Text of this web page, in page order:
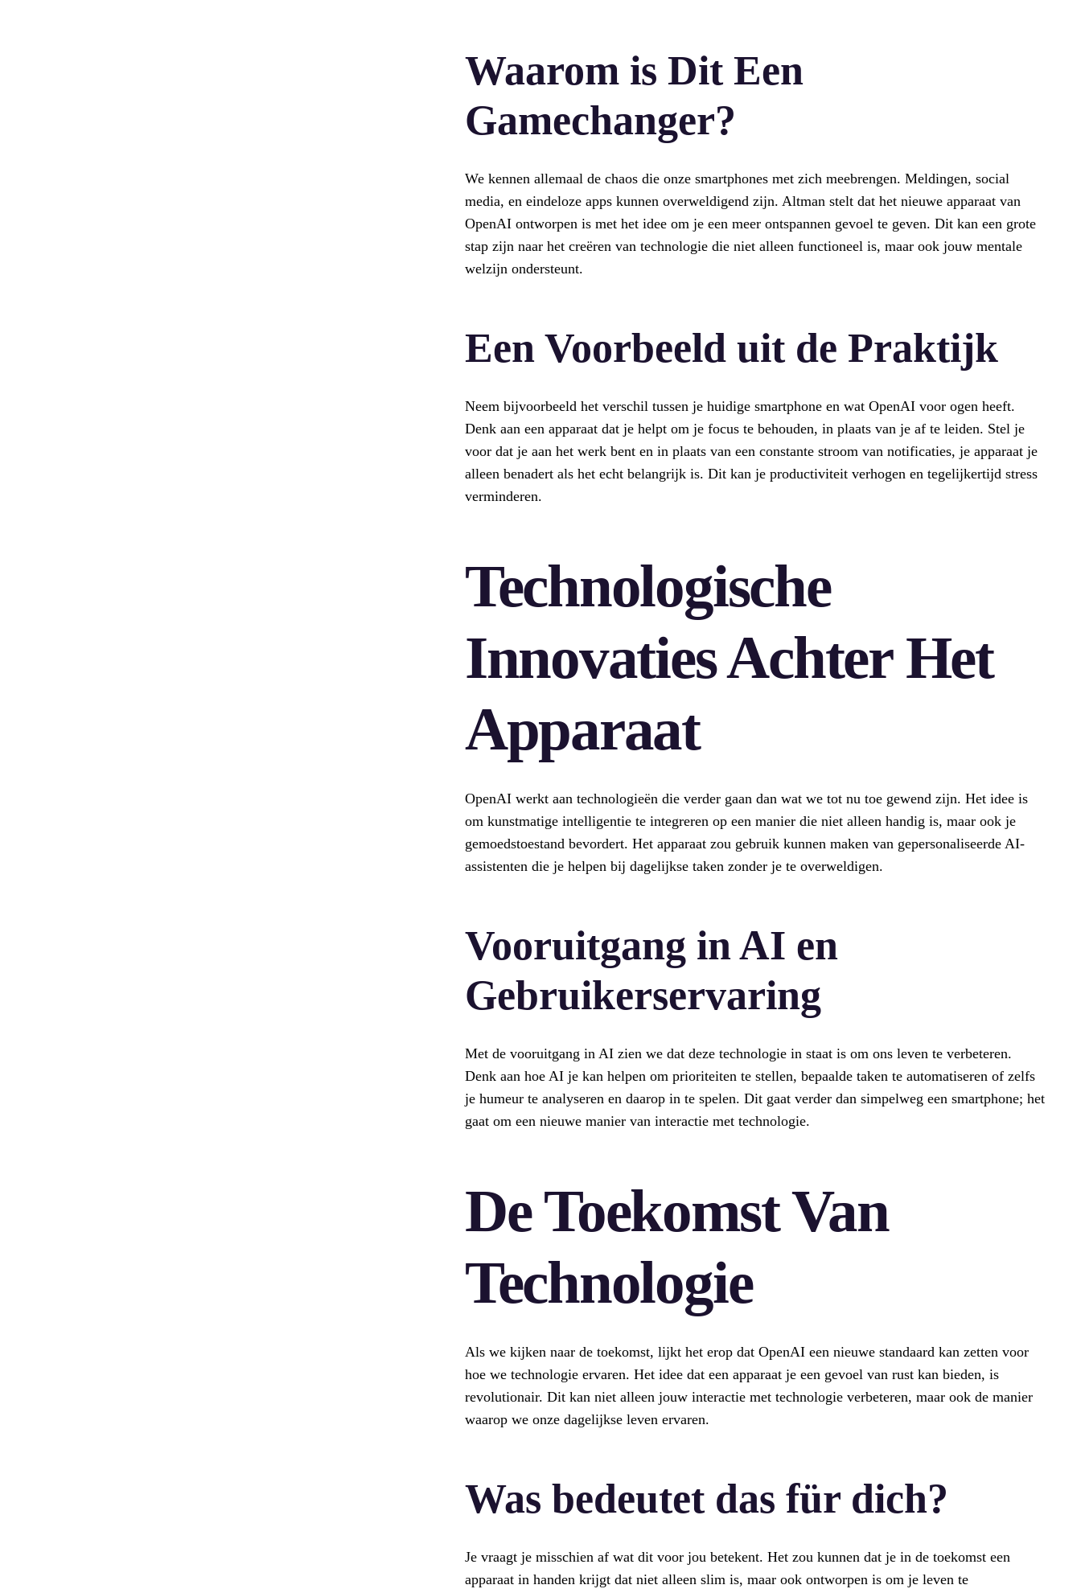
Waarom is Dit Een
Gamechanger?
We kennen allemaal de chaos die onze smartphones met zich meebrengen. Meldingen, social
media, en eindeloze apps kunnen overweldigend zijn. Altman stelt dat het nieuwe apparaat van
OpenAI ontworpen is met het idee om je een meer ontspannen gevoel te geven. Dit kan een grote
stap zijn naar het creëren van technologie die niet alleen functioneel is, maar ook jouw mentale
welzijn ondersteunt.
Een Voorbeeld uit de Praktijk
Neem bijvoorbeeld het verschil tussen je huidige smartphone en wat OpenAI voor ogen heeft.
Denk aan een apparaat dat je helpt om je focus te behouden, in plaats van je af te leiden. Stel je
voor dat je aan het werk bent en in plaats van een constante stroom van notificaties, je apparaat je
alleen benadert als het echt belangrijk is. Dit kan je productiviteit verhogen en tegelijkertijd stress
verminderen.
Technologische
Innovaties Achter Het
Apparaat
OpenAI werkt aan technologieën die verder gaan dan wat we tot nu toe gewend zijn. Het idee is
om kunstmatige intelligentie te integreren op een manier die niet alleen handig is, maar ook je
gemoedstoestand bevordert. Het apparaat zou gebruik kunnen maken van gepersonaliseerde AI-
assistenten die je helpen bij dagelijkse taken zonder je te overweldigen.
Vooruitgang in AI en
Gebruikerservaring
Met de vooruitgang in AI zien we dat deze technologie in staat is om ons leven te verbeteren.
Denk aan hoe AI je kan helpen om prioriteiten te stellen, bepaalde taken te automatiseren of zelfs
je humeur te analyseren en daarop in te spelen. Dit gaat verder dan simpelweg een smartphone; het
gaat om een nieuwe manier van interactie met technologie.
De Toekomst Van
Technologie
Als we kijken naar de toekomst, lijkt het erop dat OpenAI een nieuwe standaard kan zetten voor
hoe we technologie ervaren. Het idee dat een apparaat je een gevoel van rust kan bieden, is
revolutionair. Dit kan niet alleen jouw interactie met technologie verbeteren, maar ook de manier
waarop we onze dagelijkse leven ervaren.
Was bedeutet das für dich?
Je vraagt je misschien af wat dit voor jou betekent. Het zou kunnen dat je in de toekomst een
apparaat in handen krijgt dat niet alleen slim is, maar ook ontworpen is om je leven te